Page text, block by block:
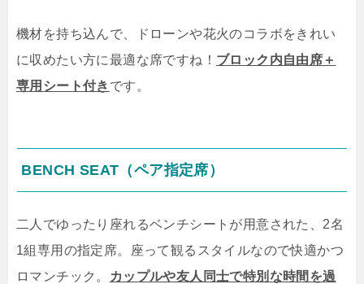
機材を持ち込んで、ドローンや花火のコラボをきれい
に収めたい方に最適な席ですね！ ブロック内自由席＋
専用シート付き です。
BENCH SEAT（ペア指定席）
二人でゆったり座れるベンチシートが用意された、2名
1組専用の指定席。座って観るスタイルなので快適かつ
ロマンチック。
カップルや友人同士で特別な時間を過